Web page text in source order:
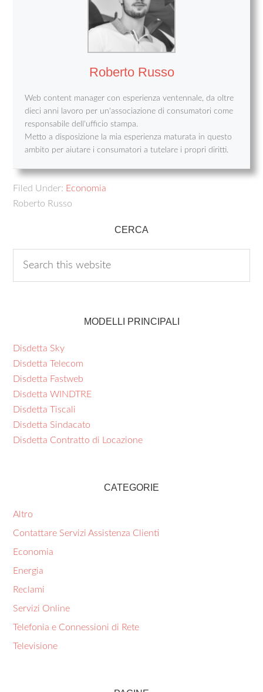
Roberto Russo
Web content manager con esperienza ventennale, da oltre
dieci anni lavoro per un'associazione di consumatori come
responsabile dell'ufficio stampa.
Metto a disposizione la mia esperienza maturata in questo
ambito per aiutare i consumatori a tutelare i propri diritti.
Filed Under: Economia
Roberto Russo
CERCA
MODELLI PRINCIPALI
Disdetta Sky
Disdetta Telecom
Disdetta Fastweb
Disdetta WINDTRE
Disdetta Tiscali
Disdetta Sindacato
Disdetta Contratto di Locazione
CATEGORIE
Altro
Contattare Servizi Assistenza Clienti
Economia
Energia
Reclami
Servizi Online
Telefonia e Connessioni di Rete
Televisione